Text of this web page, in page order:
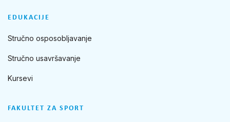
FAKULTET ZA SPORT
EDUKACIJE
Stručno osposobljavanje
Stručno usavršavanje
Kursevi